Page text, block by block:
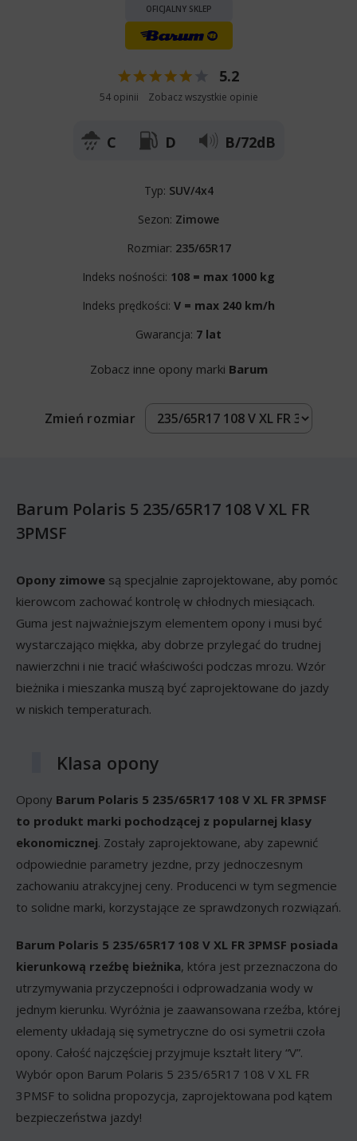
OFICJALNY SKLEP
5.2
54 opinii Zobacz wszystkie opinie
C D B/72dB
Typ: SUV/4x4
Sezon: Zimowe
Rozmiar: 235/65R17
Indeks nośności: 108 = max 1000 kg
Indeks prędkości: V = max 240 km/h
Gwarancja: 7 lat
Zobacz inne opony marki Barum
Zmień rozmiar
Barum Polaris 5 235/65R17 108 V XL FR
3PMSF
Opony zimowe są specjalnie zaprojektowane, aby pomóc
kierowcom zachować kontrolę w chłodnych miesiącach.
Guma jest najważniejszym elementem opony i musi być
wystarczająco miękka, aby dobrze przylegać do trudnej
nawierzchni i nie tracić właściwości podczas mrozu. Wzór
bieżnika i mieszanka muszą być zaprojektowane do jazdy
w niskich temperaturach.
Klasa opony
Opony Barum Polaris 5 235/65R17 108 V XL FR 3PMSF
to produkt marki pochodzącej z popularnej klasy
ekonomicznej. Zostały zaprojektowane, aby zapewnić
odpowiednie parametry jezdne, przy jednoczesnym
zachowaniu atrakcyjnej ceny. Producenci w tym segmencie
to solidne marki, korzystające ze sprawdzonych rozwiązań.
Barum Polaris 5 235/65R17 108 V XL FR 3PMSF posiada
kierunkową rzeźbę bieżnika, która jest przeznaczona do
utrzymywania przyczepności i odprowadzania wody w
jednym kierunku. Wyróżnia je zaawansowana rzeźba, której
elementy układają się symetryczne do osi symetrii czoła
opony. Całość najczęściej przyjmuje kształt litery “V”.
Wybór opon Barum Polaris 5 235/65R17 108 V XL FR
3PMSF to solidna propozycja, zaprojektowana pod kątem
bezpieczeństwa jazdy!